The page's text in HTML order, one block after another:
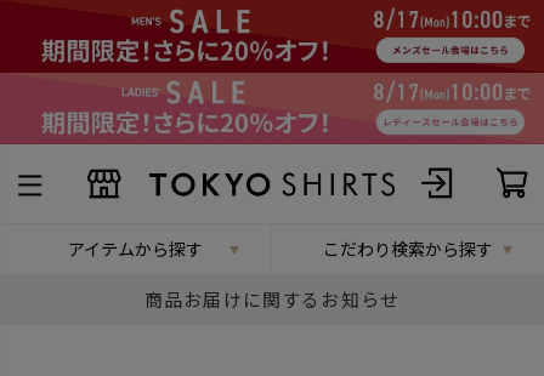
アイテムから探す こだわり検索から探す
商品お届けに関するお知らせ